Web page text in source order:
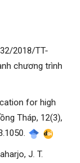
2018/TT-
chương trình
for high
Tháp, 12(3),
J. T.